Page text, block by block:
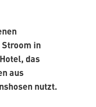
Stroom in
das
aus
nutzt.